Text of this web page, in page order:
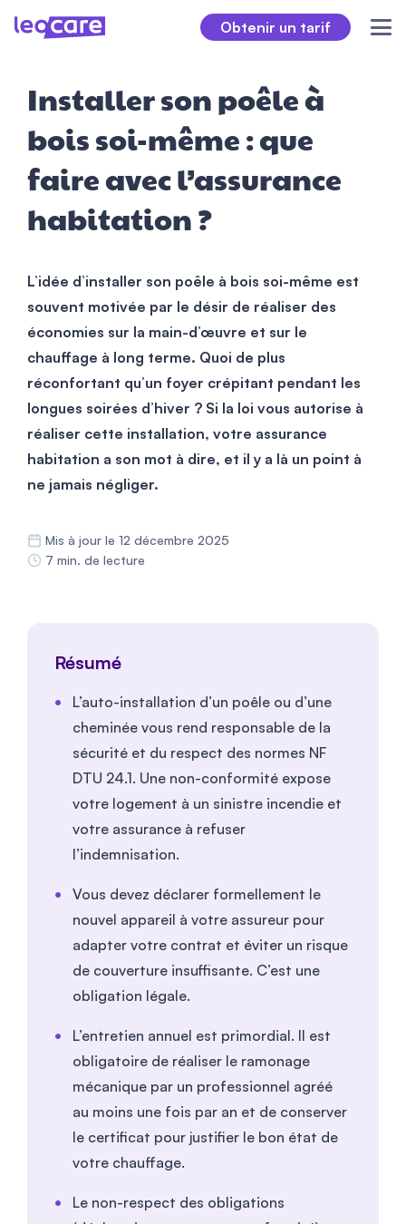
Obtenir un tarif
Installer son poêle à
bois soi-même : que
faire avec l’assurance
habitation ?
L’idée d’installer son poêle à bois soi-même est
souvent motivée par le désir de réaliser des
économies sur la main-d’œuvre et sur le
chauffage à long terme. Quoi de plus
réconfortant qu’un foyer crépitant pendant les
longues soirées d’hiver ? Si la loi vous autorise à
réaliser cette installation, votre assurance
habitation a son mot à dire, et il y a là un point à
ne jamais négliger.
Mis à jour le 12 décembre 2025
7 min. de lecture
Résumé
L’auto-installation d’un poêle ou d’une
cheminée vous rend responsable de la
sécurité et du respect des normes NF
DTU 24.1. Une non-conformité expose
votre logement à un sinistre incendie et
votre assurance à refuser
l’indemnisation.
Vous devez déclarer formellement le
nouvel appareil à votre assureur pour
adapter votre contrat et éviter un risque
de couverture insuffisante. C’est une
obligation légale.
L’entretien annuel est primordial. Il est
obligatoire de réaliser le ramonage
mécanique par un professionnel agréé
au moins une fois par an et de conserver
le certificat pour justifier le bon état de
votre chauffage.
Le non-respect des obligations